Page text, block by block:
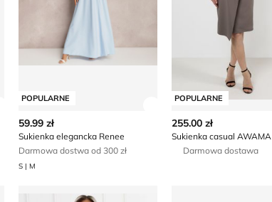
POPULARNE
59.99 zł
Sukienka elegancka Renee
Darmowa dostwa od 300 zł
S | M
POPULARNE
255.00 zł
Sukienka casual AWAMA
Darmowa dostawa
Sukienka kopertowa elegancka Numoco